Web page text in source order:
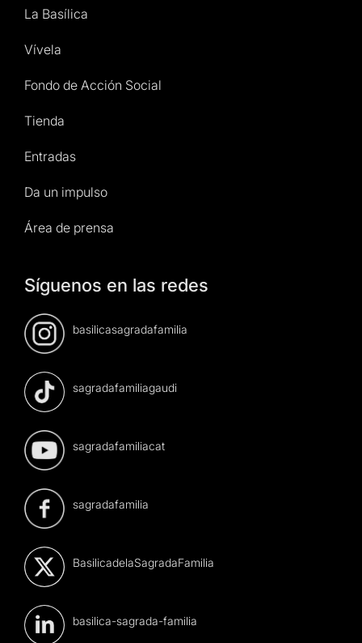
La Basílica
Vívela
Fondo de Acción Social
Tienda
Entradas
Da un impulso
Área de prensa
Síguenos en las redes
basilicasagradafamilia
sagradafamiliagaudi
sagradafamiliacat
sagradafamilia
BasilicadelaSagradaFamilia
basilica-sagrada-familia